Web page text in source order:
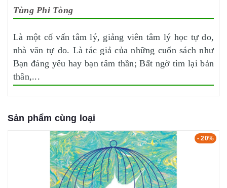
Tùng Phi Tòng
Là một cố vấn tâm lý, giảng viên tâm lý học tự do,
nhà văn tự do. Là tác giả của những cuốn sách như
Bạn đáng yêu hay bạn tâm thần; Bất ngờ tìm lại bản
thân,...
Sản phẩm cùng loại
- 20%